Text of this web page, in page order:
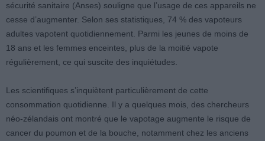
sécurité sanitaire (Anses) souligne que l’usage de ces appareils ne
cesse d’augmenter. Selon ses statistiques, 74 % des vapoteurs
adultes vapotent quotidiennement. Parmi les jeunes de moins de
18 ans et les femmes enceintes, plus de la moitié vapote
régulièrement, ce qui suscite des inquiétudes.
Les scientifiques s’inquiètent particulièrement de cette
consommation quotidienne. Il y a quelques mois, des chercheurs
néo-zélandais ont montré que le vapotage augmente le risque de
cancer du poumon et de la bouche, notamment chez les anciens